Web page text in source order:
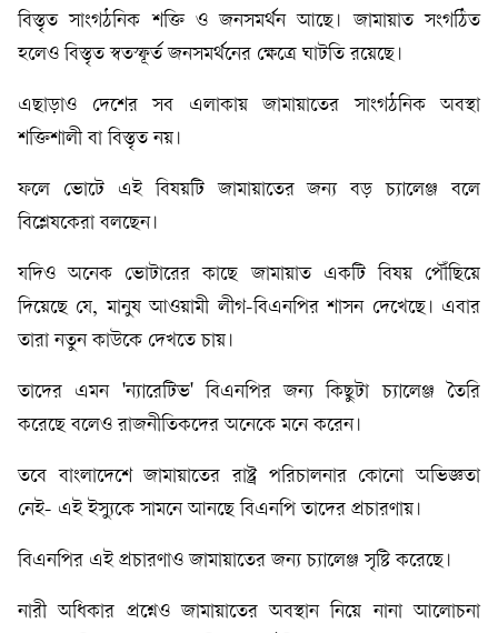
বিস্তৃত সাংগঠনিক শক্তি ও জনসমর্থন আছে। জামায়াত সংগঠিত
হলেও বিস্তৃত স্বতস্ফূর্ত জনসমর্থনের ক্ষেত্রে ঘাটতি রয়েছে।
এছাড়াও দেশের সব এলাকায় জামায়াতের সাংগঠনিক অবস্থা
শক্তিশালী বা বিস্তৃত নয়।
ফলে ভোটে এই বিষয়টি জামায়াতের জন্য বড় চ্যালেঞ্জ বলে
বিশ্লেষকেরা বলছেন।
যদিও অনেক ভোটারের কাছে জামায়াত একটি বিষয় পৌঁছিয়ে
দিয়েছে যে, মানুষ আওয়ামী লীগ-বিএনপির শাসন দেখেছে। এবার
তারা নতুন কাউকে দেখতে চায়।
তাদের এমন 'ন্যারেটিভ' বিএনপির জন্য কিছুটা চ্যালেঞ্জ তৈরি
করেছে বলেও রাজনীতিকদের অনেকে মনে করেন।
তবে বাংলাদেশে জামায়াতের রাষ্ট্র পরিচালনার কোনো অভিজ্ঞতা
নেই- এই ইস্যুকে সামনে আনছে বিএনপি তাদের প্রচারণায়।
বিএনপির এই প্রচারণাও জামায়াতের জন্য চ্যালেঞ্জ সৃষ্টি করেছে।
নারী অধিকার প্রশ্নেও জামায়াতের অবস্থান নিয়ে নানা আলোচনা